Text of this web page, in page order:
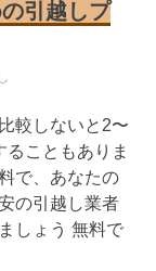
引越しプ
較しないと2〜
ることもありま
で、あなたの
の引越し業者
しょう 無料で